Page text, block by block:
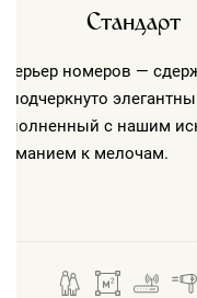
Стандарт
номеров —
подчеркнуто
с нашим
к мелочам.